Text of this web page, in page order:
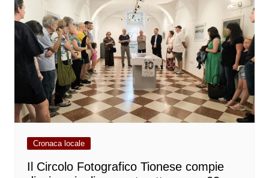
Cronaca locale
Il Circolo Fotografico Tionese compie